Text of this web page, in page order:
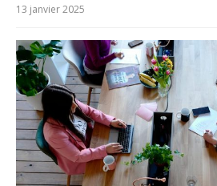
13 janvier 2025